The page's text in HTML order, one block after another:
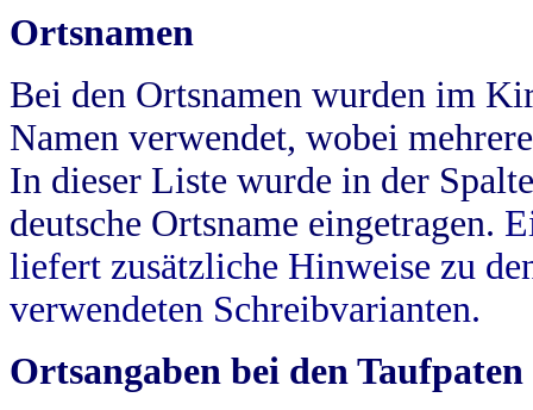
Ortsnamen
Bei den Ortsnamen wurden im
Namen verwendet, wobei
In dieser Liste wurde in der
deutsche Ortsname eingetragen.
liefert zusätzliche Hinweise zu
verwendeten Schreibvarianten.
Ortsangaben bei den Taufpaten